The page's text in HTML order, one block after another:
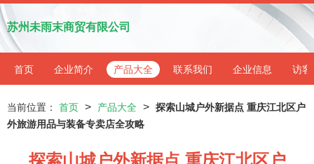
苏州未雨末商贸有限公司
首页 企业简介 产品大全 联系我们 企业信息 访客
当前位置： 首页 > 产品大全 > 探索山城户外新据点 重庆江北区户
外旅游用品与装备专卖店全攻略
探索山城户外新据点 重庆江北区户